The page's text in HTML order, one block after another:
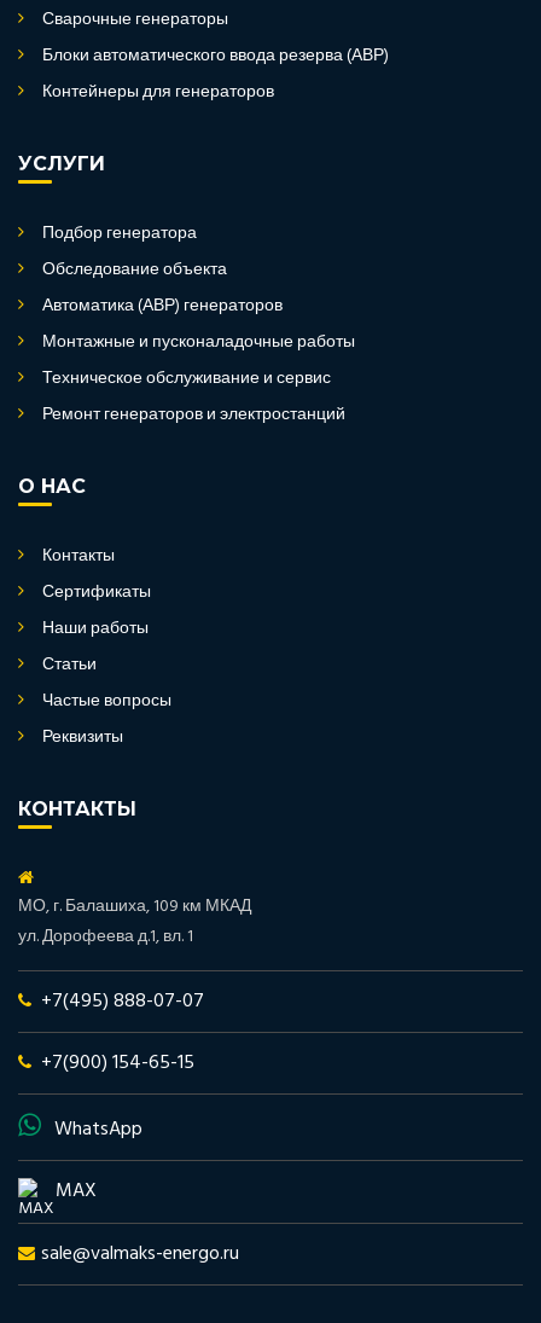
Сварочные генераторы
Блоки автоматического ввода резерва (АВР)
Контейнеры для генераторов
УСЛУГИ
Подбор генератора
Обследование объекта
Автоматика (АВР) генераторов
Монтажные и пусконаладочные работы
Техническое обслуживание и сервис
Ремонт генераторов и электростанций
О НАС
Контакты
Сертификаты
Наши работы
Статьи
Частые вопросы
Реквизиты
КОНТАКТЫ
МО, г. Балашиха, 109 км МКАД
ул. Дорофеева д.1, вл. 1
+7(495) 888-07-07
+7(900) 154-65-15
WhatsApp
MAX
sale@valmaks-energo.ru